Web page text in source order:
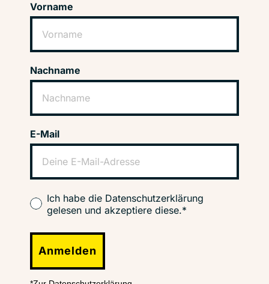
Vorname
Nachname
E-Mail
Ich habe die Datenschutzerklärung
gelesen und akzeptiere diese.*
Anmelden